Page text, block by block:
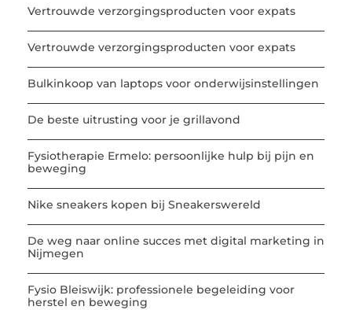
Vertrouwde verzorgingsproducten voor expats
Vertrouwde verzorgingsproducten voor expats
Bulkinkoop van laptops voor onderwijsinstellingen
De beste uitrusting voor je grillavond
Fysiotherapie Ermelo: persoonlijke hulp bij pijn en
beweging
Nike sneakers kopen bij Sneakerswereld
De weg naar online succes met digital marketing in
Nijmegen
Fysio Bleiswijk: professionele begeleiding voor
herstel en beweging